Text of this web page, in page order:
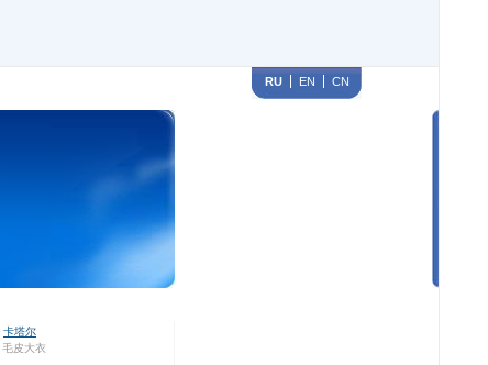
RU EN CN
卡塔尔
毛皮大衣